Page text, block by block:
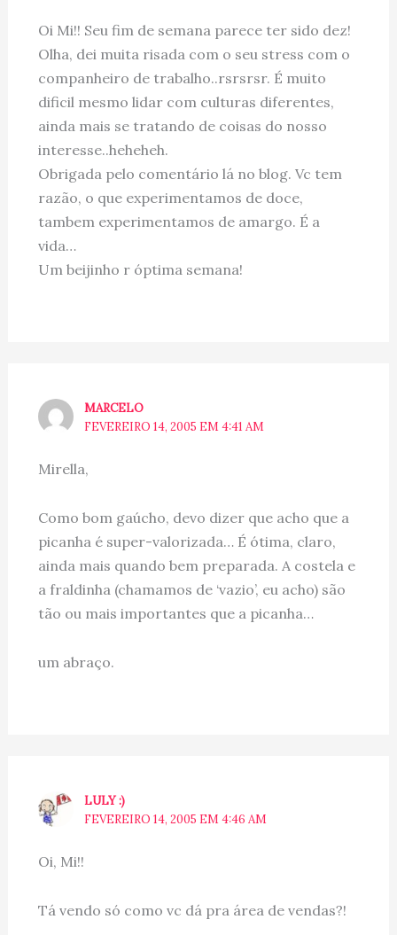
Oi Mi!! Seu fim de semana parece ter sido dez!
Olha, dei muita risada com o seu stress com o
companheiro de trabalho..rsrsrsr. É muito
dificil mesmo lidar com culturas diferentes,
ainda mais se tratando de coisas do nosso
interesse..heheheh.
Obrigada pelo comentário lá no blog. Vc tem
razão, o que experimentamos de doce,
tambem experimentamos de amargo. É a
vida…
Um beijinho r óptima semana!
MARCELO
FEVEREIRO 14, 2005 EM 4:41 AM
Mirella,
Como bom gaúcho, devo dizer que acho que a
picanha é super-valorizada… É ótima, claro,
ainda mais quando bem preparada. A costela e
a fraldinha (chamamos de ‘vazio’, eu acho) são
tão ou mais importantes que a picanha…
um abraço.
LULY :)
FEVEREIRO 14, 2005 EM 4:46 AM
Oi, Mi!!
Tá vendo só como vc dá pra área de vendas?!